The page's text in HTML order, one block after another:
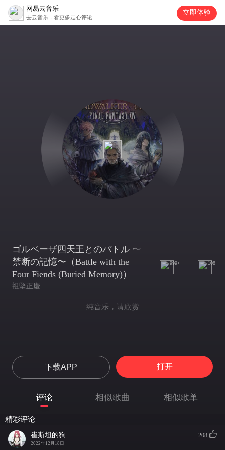
网易云音乐
去云音乐，看更多走心评论
立即体验
ゴルベーザ四天王とのバトル 〜
禁断の記憶〜（Battle with the
Four Fiends (Buried Memory)）
祖堅正慶
999+ 108
纯音乐，请欣赏
下载APP 打开
评论 相似歌曲 相似歌单
精彩评论
崔斯坦的狗
2022年12月18日
208